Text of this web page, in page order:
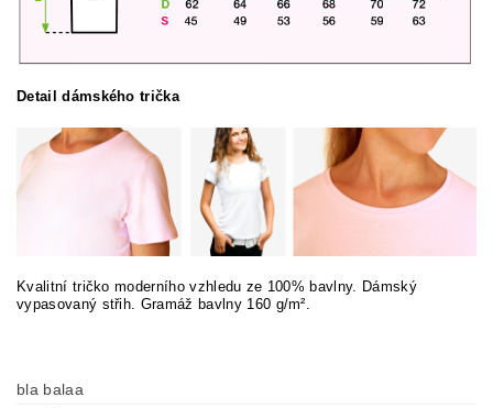
Detail dámského trička
Kvalitní tričko moderního vzhledu ze 100% bavlny. Dámský
vypasovaný střih. Gramáž bavlny 160 g/m².
bla balaa